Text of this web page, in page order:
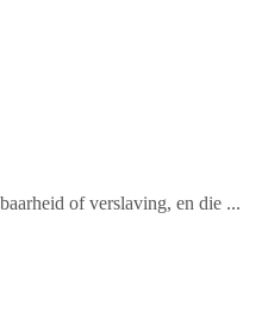
of verslaving, en die ...